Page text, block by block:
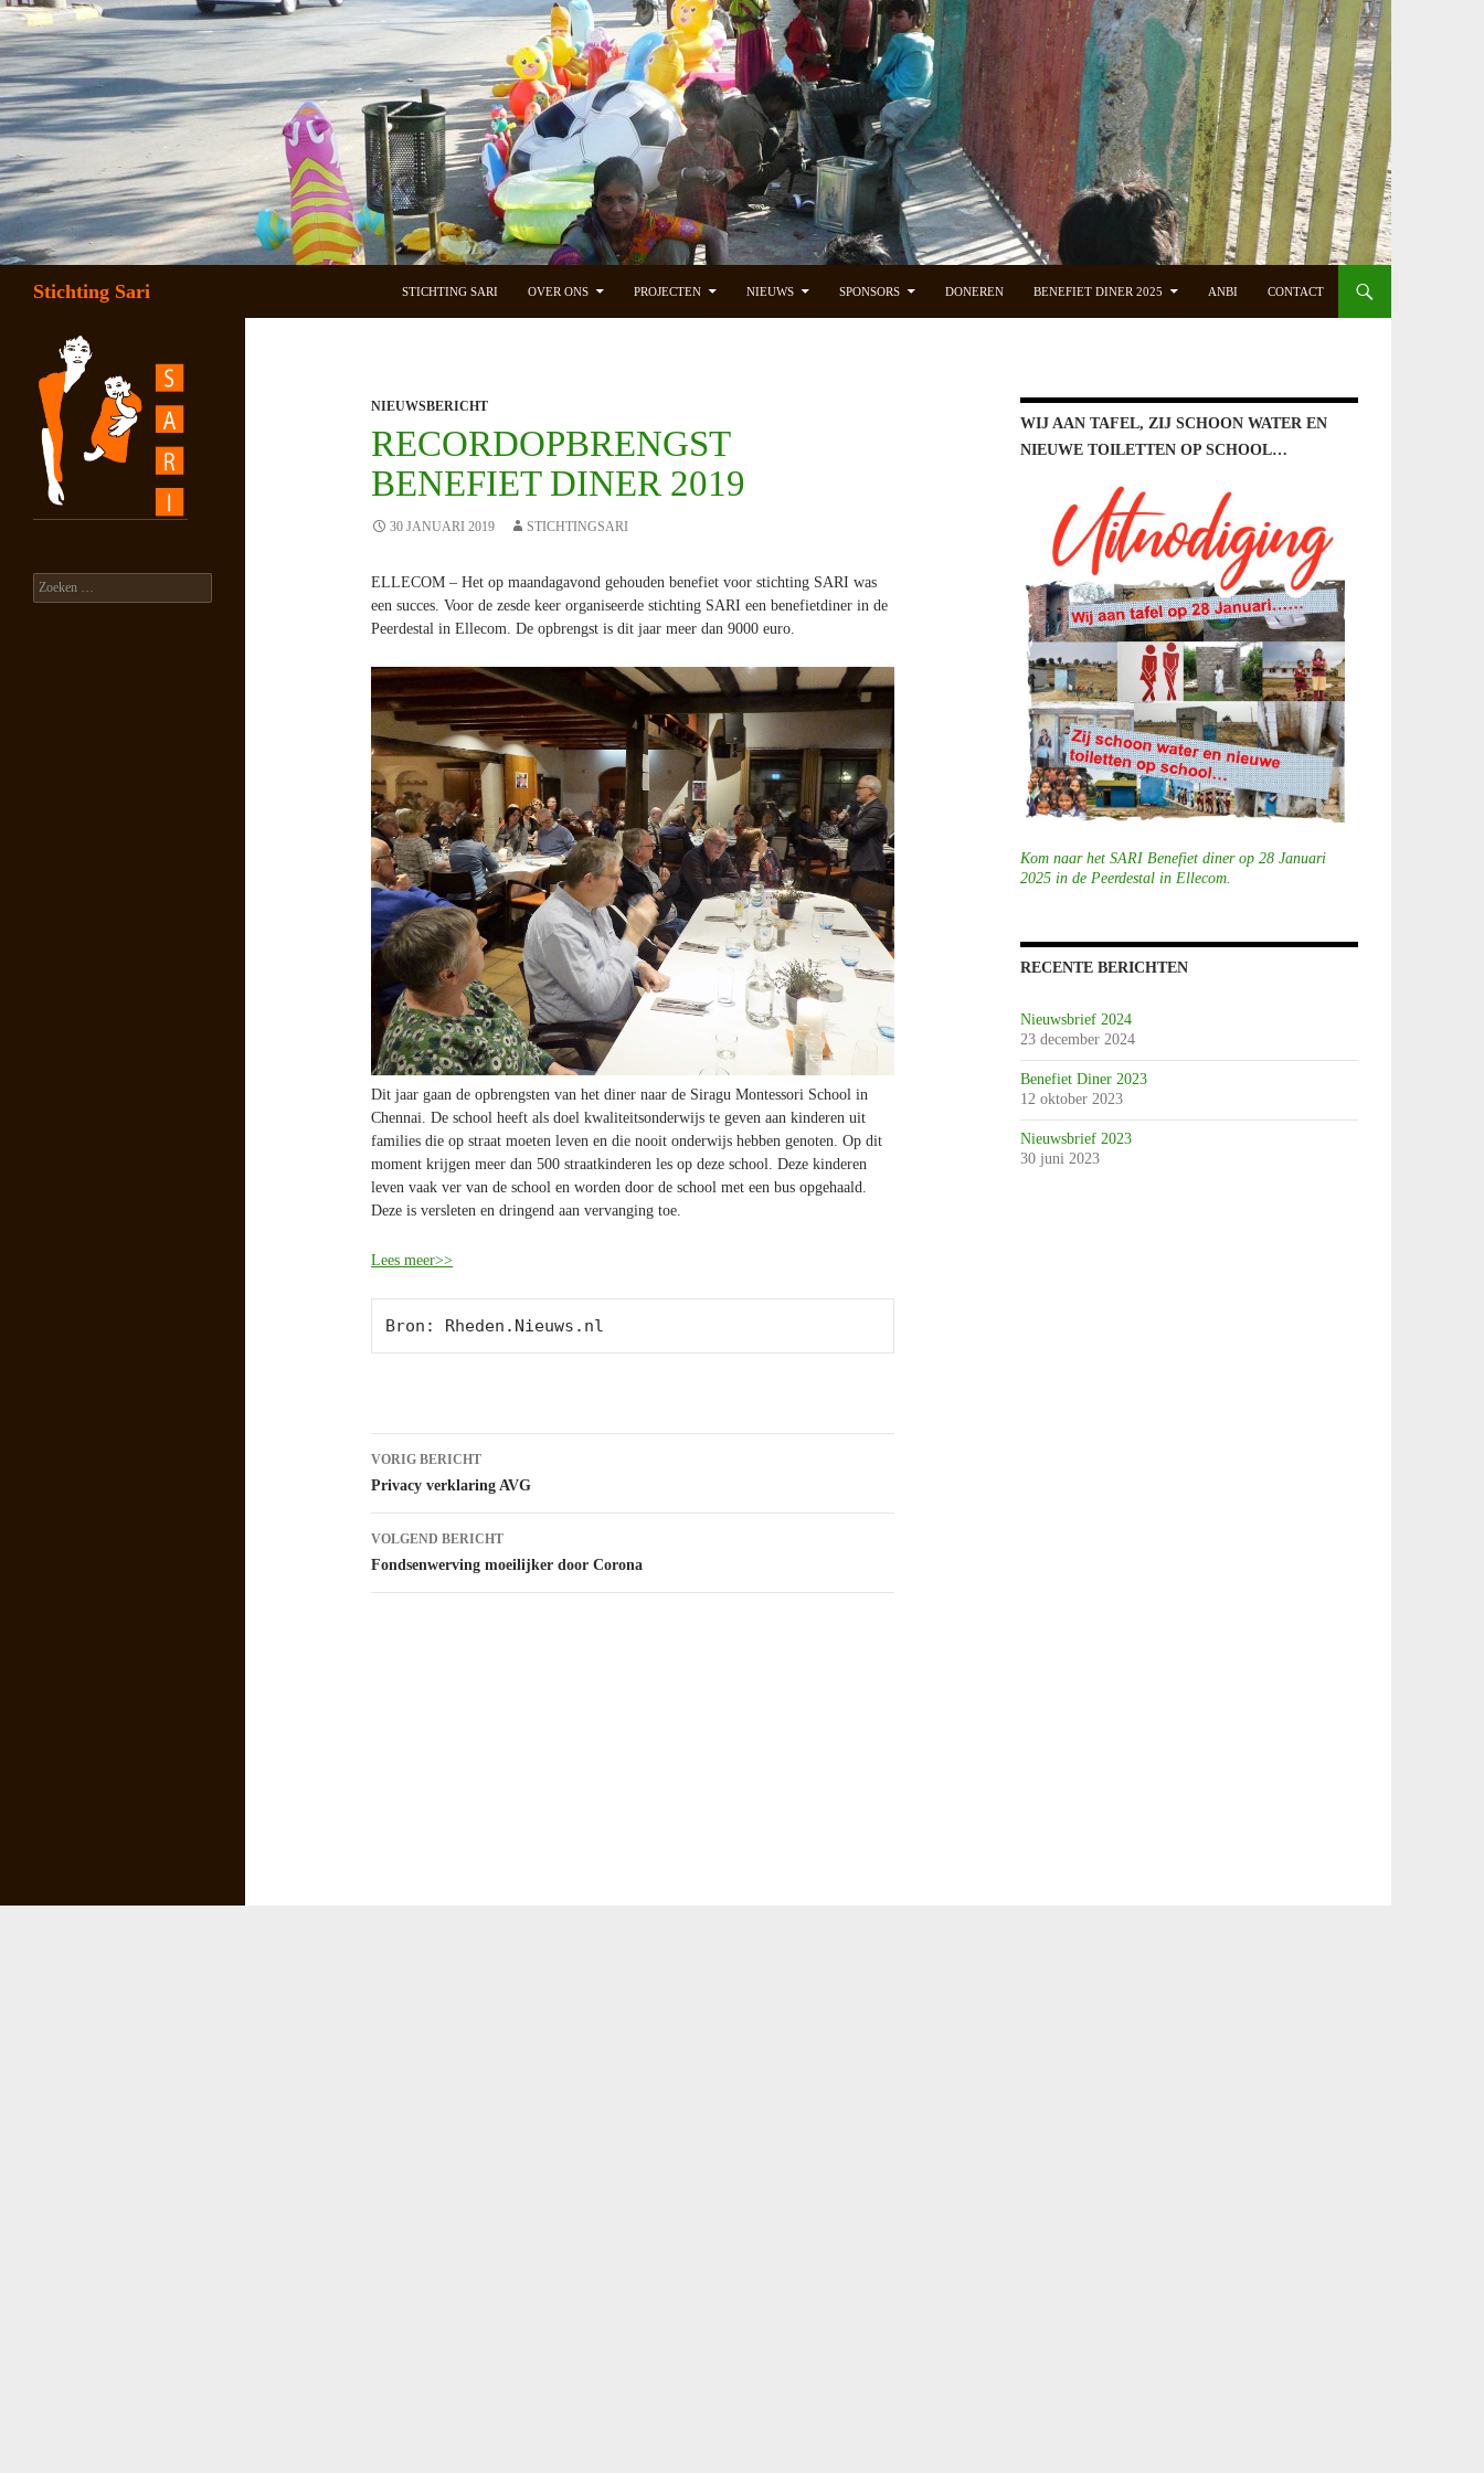
Stichting Sari
STICHTING SARI
OVER ONS PROJECTEN NIEUWS SPONSORS DONEREN BENEFIET DINER 2025 ANBI CONTACT
NIEUWSBERICHT
RECORDOPBRENGST
BENEFIET DINER 2019
30 JANUARI 2019 STICHTINGSARI
ELLECOM – Het op maandagavond gehouden benefiet voor stichting SARI was
een succes. Voor de zesde keer organiseerde stichting SARI een benefietdiner in de
Peerdestal in Ellecom. De opbrengst is dit jaar meer dan 9000 euro.
Dit jaar gaan de opbrengsten van het diner naar de Siragu Montessori School in
Chennai. De school heeft als doel kwaliteitsonderwijs te geven aan kinderen uit
families die op straat moeten leven en die nooit onderwijs hebben genoten. Op dit
moment krijgen meer dan 500 straatkinderen les op deze school. Deze kinderen
leven vaak ver van de school en worden door de school met een bus opgehaald.
Deze is versleten en dringend aan vervanging toe.
Lees meer>>
Bron: Rheden.Nieuws.nl
Berichtnavigatie
VORIG BERICHT
Privacy verklaring AVG
VOLGEND BERICHT
Fondsenwerving moeilijker door Corona
WIJ AAN TAFEL, ZIJ SCHOON WATER EN
NIEUWE TOILETTEN OP SCHOOL…
Kom naar het SARI Benefiet diner op 28 Januari
2025 in de Peerdestal in Ellecom.
RECENTE BERICHTEN
Nieuwsbrief 2024
23 december 2024
Benefiet Diner 2023
12 oktober 2023
Nieuwsbrief 2023
30 juni 2023
Zoeken
naar: